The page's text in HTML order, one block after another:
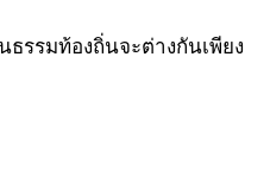
รรมท้องถิ่นจะต่างกันเพียง